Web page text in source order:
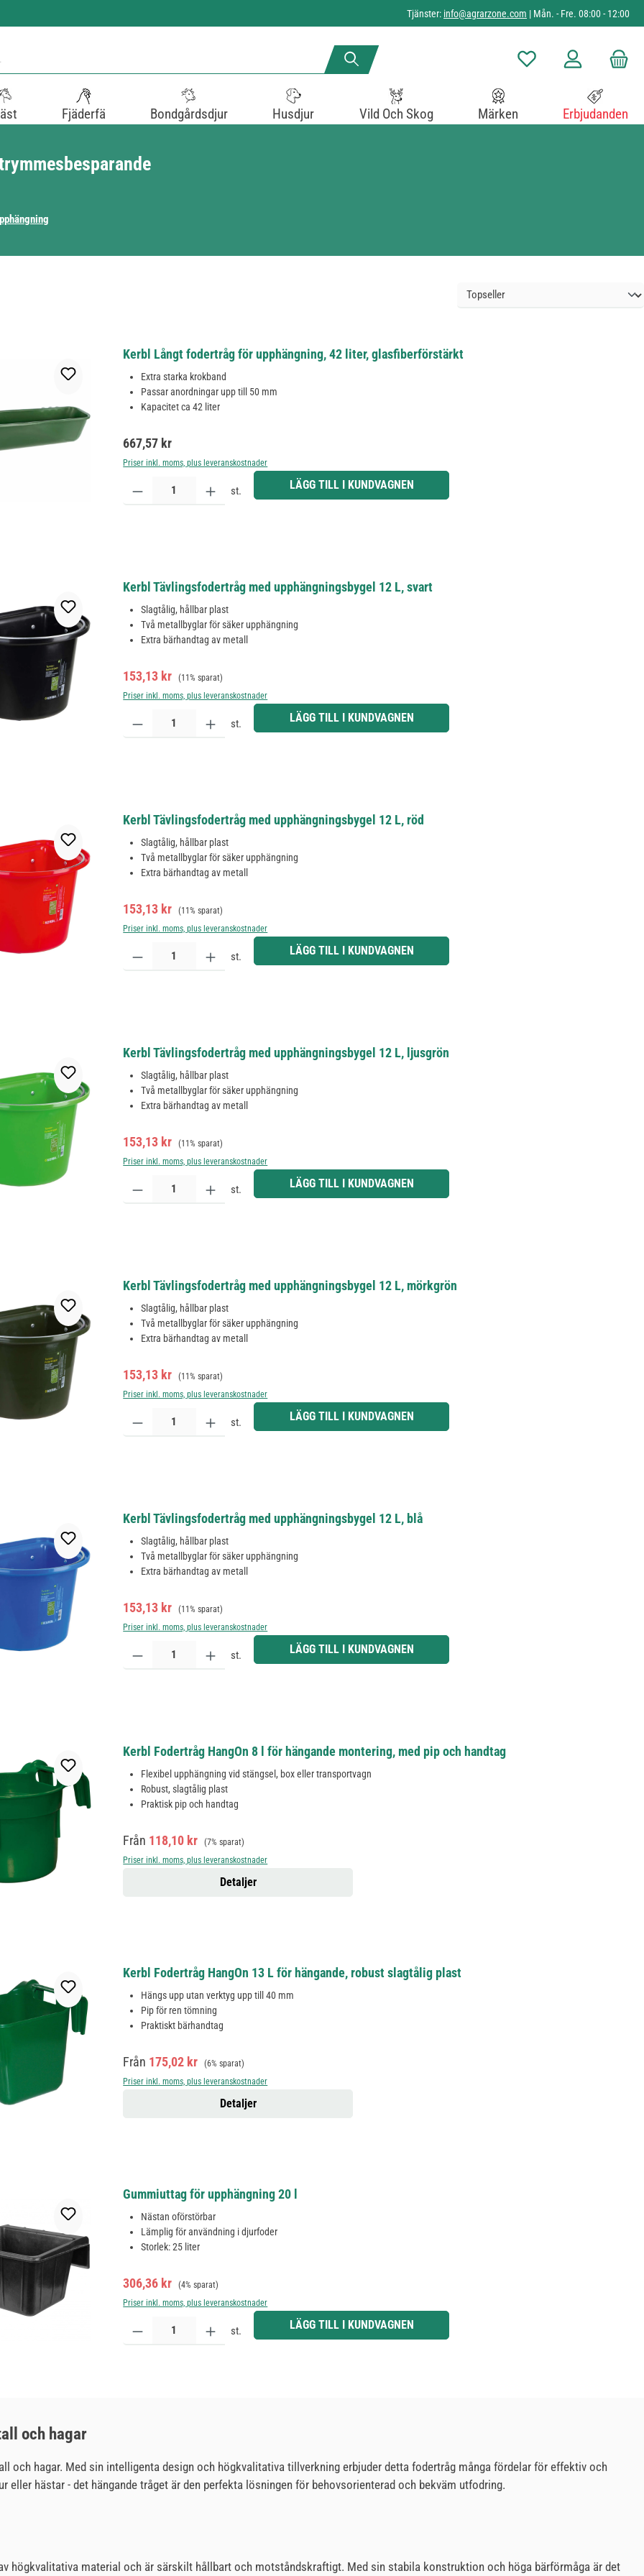
Tjänster: info@agrarzone.com | Mån. - Fre. 08:00 - 12:00
Du har 0 objekt i
Fjäderfä Bondgårdsdjur Husdjur Vild Och Skog Märken Erbjudanden
Kerbl Långt fodertråg för upphängning, 42 liter, glasfiberförstärkt
Extra starka krokband
Passar anordningar upp till 50 mm
Kapacitet ca 42 liter
Ordinarie pris:
667,57 kr
Priser inkl. moms, plus leveranskostnader
Produktkvantitet: Ange önskat belopp eller använd knapparna för att öka eller minska kvantiteten.
st. LÄGG TILL I KUNDVAGNEN
Kerbl Tävlingsfodertråg med upphängningsbygel 12 L, svart
Slagtålig, hållbar plast
Två metallbyglar för säker upphängning
Extra bärhandtag av metall
Försäljningspris:
153,13 kr Ordinarie pris:
(11% sparat)
Priser inkl. moms, plus leveranskostnader
Produktkvantitet: Ange önskat belopp eller använd knapparna för att öka eller minska kvantiteten.
st. LÄGG TILL I KUNDVAGNEN
Kerbl Tävlingsfodertråg med upphängningsbygel 12 L, röd
Slagtålig, hållbar plast
Två metallbyglar för säker upphängning
Extra bärhandtag av metall
Försäljningspris:
153,13 kr Ordinarie pris:
(11% sparat)
Priser inkl. moms, plus leveranskostnader
Produktkvantitet: Ange önskat belopp eller använd knapparna för att öka eller minska kvantiteten.
st. LÄGG TILL I KUNDVAGNEN
Kerbl Tävlingsfodertråg med upphängningsbygel 12 L, ljusgrön
Slagtålig, hållbar plast
Två metallbyglar för säker upphängning
Extra bärhandtag av metall
Försäljningspris:
153,13 kr Ordinarie pris:
(11% sparat)
Priser inkl. moms, plus leveranskostnader
Produktkvantitet: Ange önskat belopp eller använd knapparna för att öka eller minska kvantiteten.
st. LÄGG TILL I KUNDVAGNEN
Kerbl Tävlingsfodertråg med upphängningsbygel 12 L, mörkgrön
Slagtålig, hållbar plast
Två metallbyglar för säker upphängning
Extra bärhandtag av metall
Försäljningspris:
153,13 kr Ordinarie pris:
(11% sparat)
Priser inkl. moms, plus leveranskostnader
Produktkvantitet: Ange önskat belopp eller använd knapparna för att öka eller minska kvantiteten.
st. LÄGG TILL I KUNDVAGNEN
Kerbl Tävlingsfodertråg med upphängningsbygel 12 L, blå
Slagtålig, hållbar plast
Två metallbyglar för säker upphängning
Extra bärhandtag av metall
Försäljningspris:
153,13 kr Ordinarie pris:
(11% sparat)
Priser inkl. moms, plus leveranskostnader
Produktkvantitet: Ange önskat belopp eller använd knapparna för att öka eller minska kvantiteten.
st. LÄGG TILL I KUNDVAGNEN
Kerbl Fodertråg HangOn 8 l för hängande montering, med pip och handtag
Flexibel upphängning vid stängsel, box eller transportvagn
Robust, slagtålig plast
Praktisk pip och handtag
Försäljningspris:
Från 118,10 kr Ordinarie pris:
(7% sparat)
Priser inkl. moms, plus leveranskostnader
Detaljer
Kerbl Fodertråg HangOn 13 L för hängande, robust slagtålig plast
Hängs upp utan verktyg upp till 40 mm
Pip för ren tömning
Praktiskt bärhandtag
Försäljningspris:
Från 175,02 kr Ordinarie pris:
(6% sparat)
Priser inkl. moms, plus leveranskostnader
Detaljer
Gummiuttag för upphängning 20 l
Nästan oförstörbar
Lämplig för användning i djurfoder
Storlek: 25 liter
Försäljningspris:
306,36 kr Ordinarie pris:
(4% sparat)
Priser inkl. moms, plus leveranskostnader
Produktkvantitet: Ange önskat belopp eller använd knapparna för att öka eller minska kvantiteten.
st. LÄGG TILL I KUNDVAGNEN
och hagar
och hagar. Med sin intelligenta design och högkvalitativa tillverkning erbjuder detta fodertråg många fördelar för effektiv och
eller hästar - det hängande tråget är den perfekta lösningen för behovsorienterad och bekväm utfodring.
högkvalitativa material och är särskilt hållbart och motståndskraftigt. Med sin stabila konstruktion och höga bärförmåga är det